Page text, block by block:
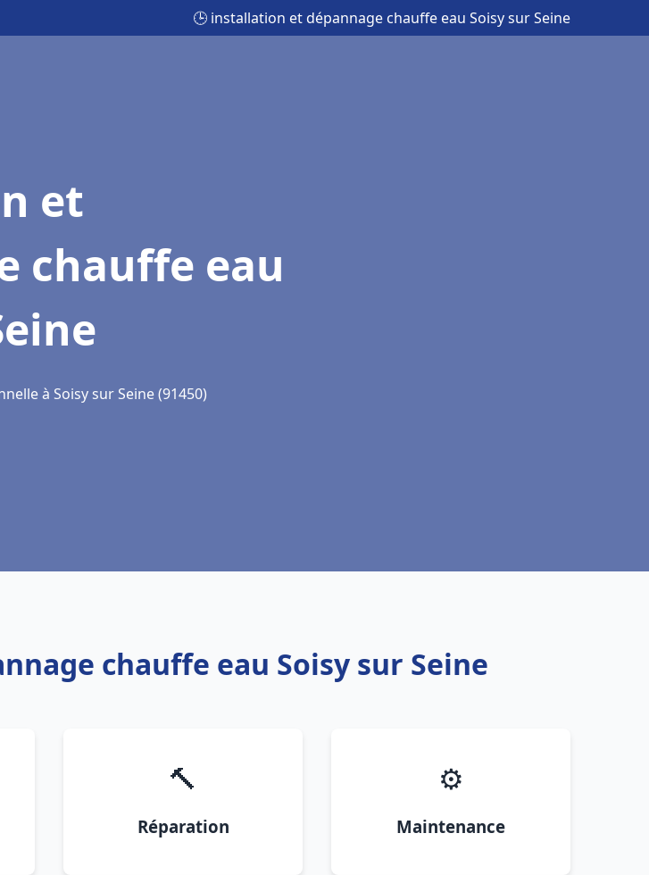
🕒 installation et dépannage chauffe eau Soisy sur Seine
et
chauffe eau
à Soisy sur Seine (91450)
chauffe eau Soisy sur Seine
🔨
Réparation
⚙️
Maintenance